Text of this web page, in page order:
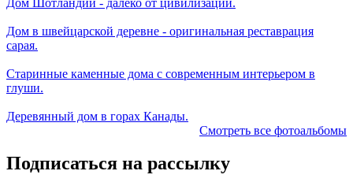
Дом в швейцарской деревне - оригинальная реставрация
сарая.
Старинные каменные дома с современным интерьером в
глуши.
Деревянный дом в горах Канады.
Смотреть все фотоальбомы
Подписаться на рассылку